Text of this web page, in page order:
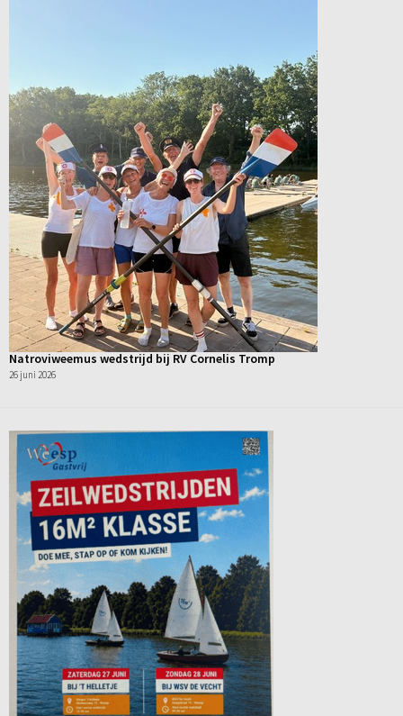
Natroviweemus wedstrijd bij RV Cornelis Tromp
26 juni 2026